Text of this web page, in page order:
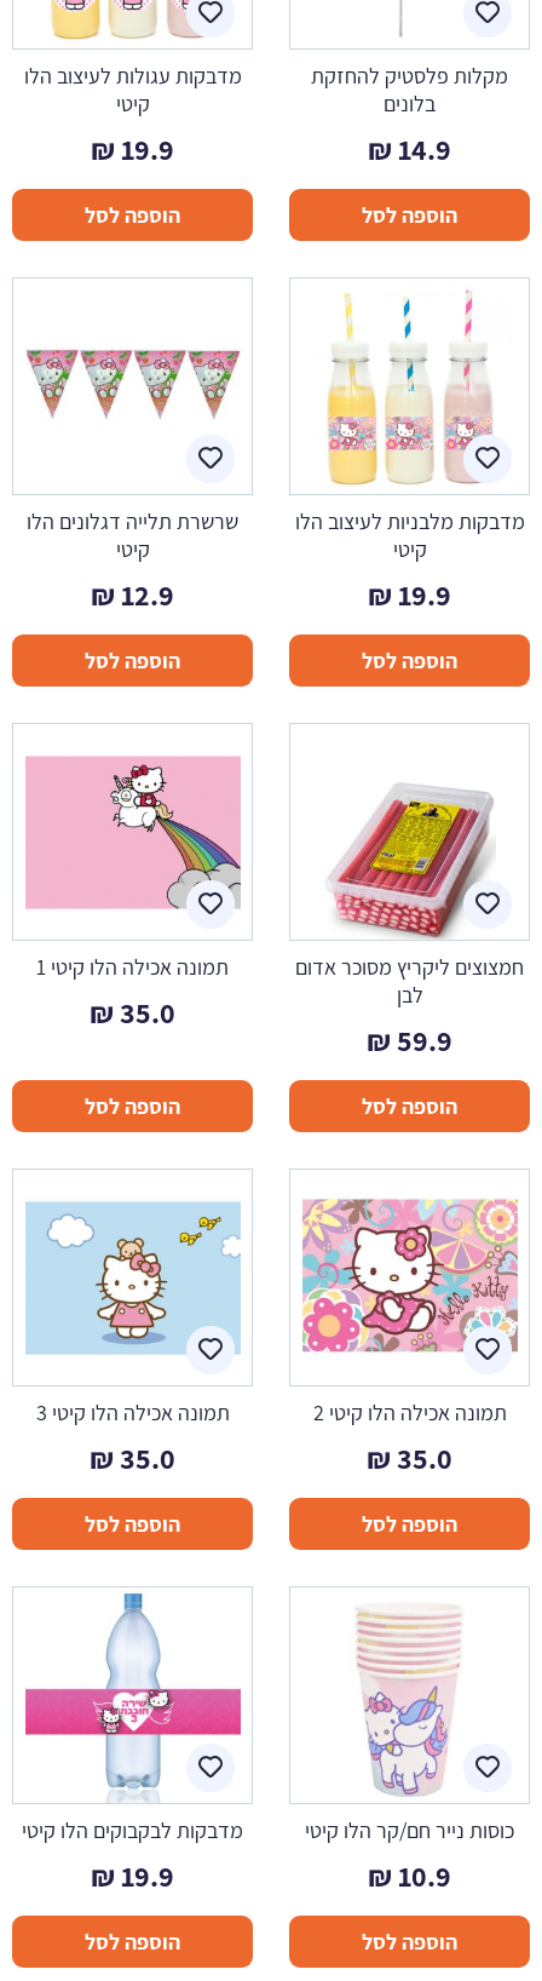
מקלות פלסטיק להחזקת
בלונים
14.9
₪
הוספה לסל
מדבקות עגולות לעיצוב הלו
קיטי
19.9
₪
הוספה לסל
מדבקות מלבניות לעיצוב הלו
קיטי
19.9
₪
הוספה לסל
שרשרת תלייה דגלונים הלו
קיטי
12.9
₪
הוספה לסל
חמצוצים ליקריץ מסוכר אדום
לבן
59.9
₪
הוספה לסל
תמונה אכילה הלו קיטי 1
35.0
₪
הוספה לסל
תמונה אכילה הלו קיטי 2
35.0
₪
הוספה לסל
תמונה אכילה הלו קיטי 3
35.0
₪
הוספה לסל
כוסות נייר חם/קר הלו קיטי
10.9
₪
הוספה לסל
מדבקות לבקבוקים הלו קיטי
19.9
₪
הוספה לסל